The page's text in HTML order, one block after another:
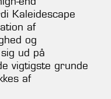
Kaleidescape
af
og
ud på
vigtigste grunde
af